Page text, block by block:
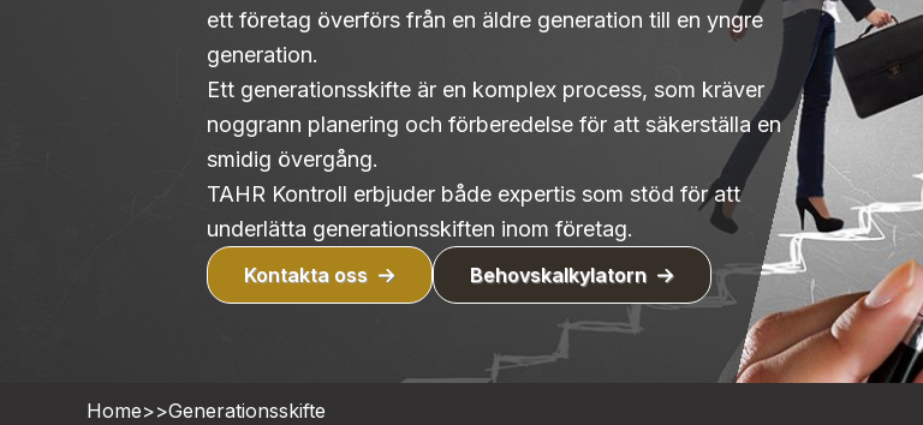
ett företag överförs från en äldre generation till en yngre
generation.
Ett generationsskifte är en komplex process, som kräver
noggrann planering och förberedelse för att säkerställa en
smidig övergång.
TAHR Kontroll erbjuder både expertis som stöd för att
underlätta generationsskiften inom företag.
Kontakta oss Behovskalkylatorn
Home>>Generationsskifte